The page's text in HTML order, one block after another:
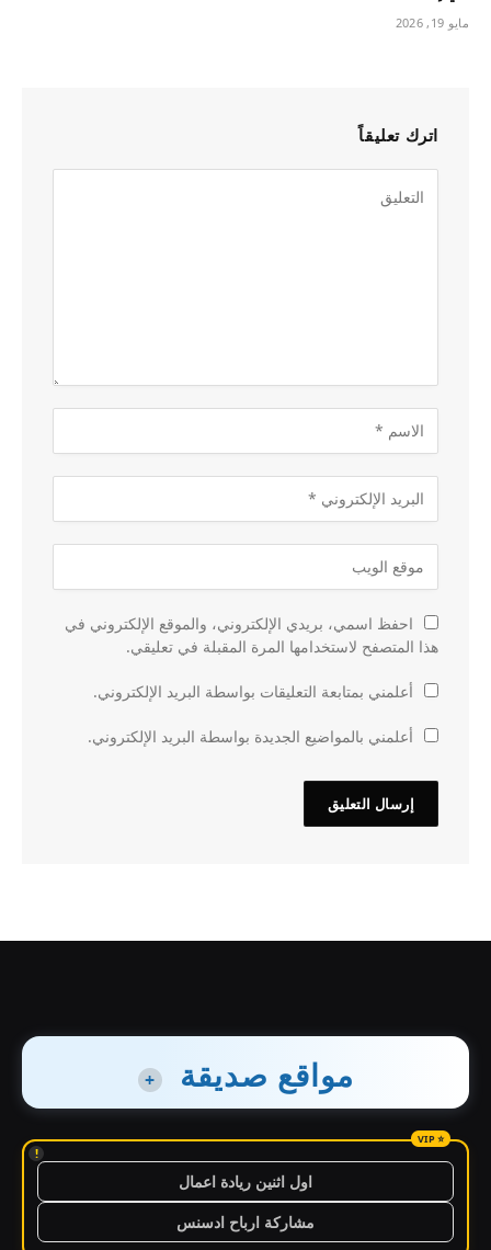
مايو 19, 2026
اترك تعليقاً
احفظ اسمي، بريدي الإلكتروني، والموقع الإلكتروني في
هذا المتصفح لاستخدامها المرة المقبلة في تعليقي.
أعلمني بمتابعة التعليقات بواسطة البريد الإلكتروني.
أعلمني بالمواضيع الجديدة بواسطة البريد الإلكتروني.
مواقع صديقة +
!
اول اثنين ريادة اعمال
مشاركة ارباح ادسنس